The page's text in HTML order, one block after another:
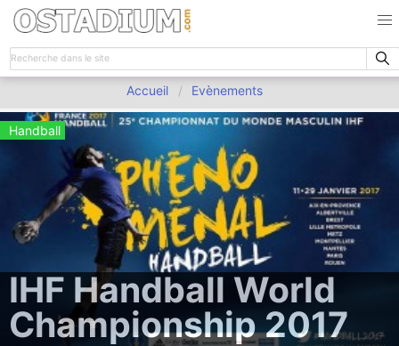
Accueil Evènements
Handball
IHF Handball World
Championship 2017